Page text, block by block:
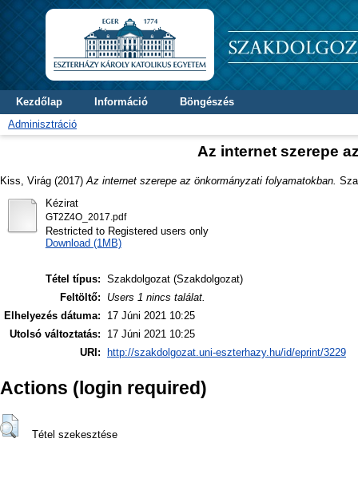
Kezdőlap Információ
Böngészés
Adminisztráció
Az internet szerepe
Kiss, Virág (2017) Az internet szerepe az önkormányzati folyamatokban.
Kézirat
GT2Z4O_2017.pdf
Restricted to Registered users only
Download (1MB)
Tétel típus: Szakdolgozat (Szakdolgozat)
Feltöltő:
Users 1 nincs találat.
Elhelyezés dátuma:
17 Júni 2021 10:25
Utolsó változtatás:
17 Júni 2021 10:25
URI:
http://szakdolgozat.uni-eszterhazy.hu/id/eprint/3229
Actions (login required)
Tétel szekesztése